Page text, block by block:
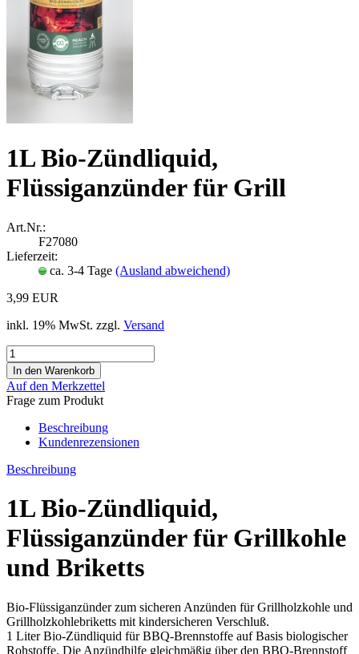
1L Bio-Zündliquid,
Flüssiganzünder für Grill
Art.Nr.:
F27080
Lieferzeit:
ca. 3-4 Tage (Ausland abweichend)
3,99 EUR
inkl. 19% MwSt. zzgl. Versand
Auf den Merkzettel
Frage zum Produkt
Beschreibung
Kundenrezensionen
Beschreibung
1L Bio-Zündliquid,
Flüssiganzünder für Grillkohle
und Briketts
Bio-Flüssiganzünder zum sicheren Anzünden für Grillholzkohle und
Grillholzkohlebriketts mit kindersicheren Verschluß.
1 Liter Bio-Zündliquid für BBQ-Brennstoffe auf Basis biologischer
Rohstoffe. Die Anzündhilfe gleichmäßig über den BBQ-Brennstoff